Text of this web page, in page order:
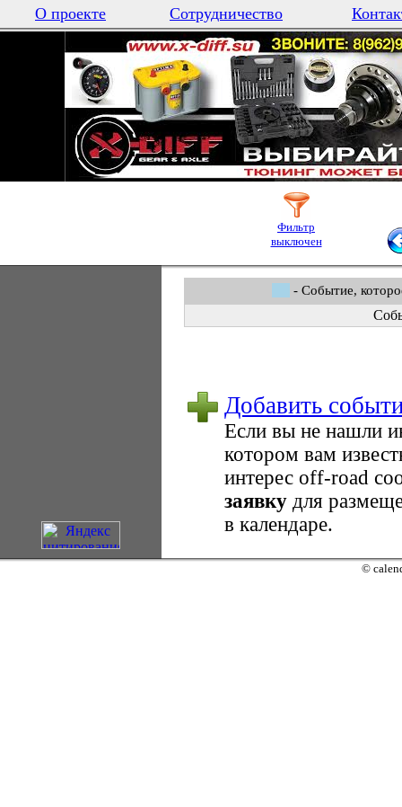
О проекте Сотрудничество
Фильтр
выключен
- Событие,
Добавить
Если вы не нашли
котором вам
интерес оff-road
заявку для
в календаре.
©